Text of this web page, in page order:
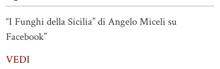
“I Funghi della Sicilia” di Angelo Miceli su
Facebook”
VEDI